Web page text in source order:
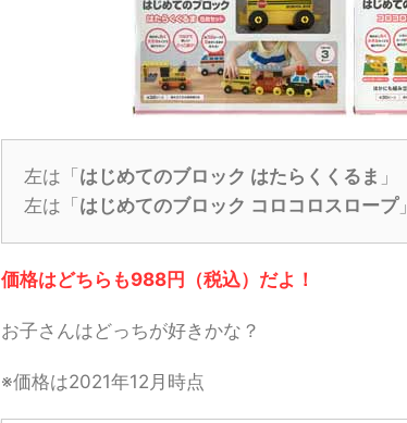
左は「 はじめてのブロック はたらくくるま 」
左は「 はじめてのブロック コロコロスロープ」
価格はどちらも988円（税込）だよ！
お子さんはどっちが好きかな？
※価格は2021年12月時点